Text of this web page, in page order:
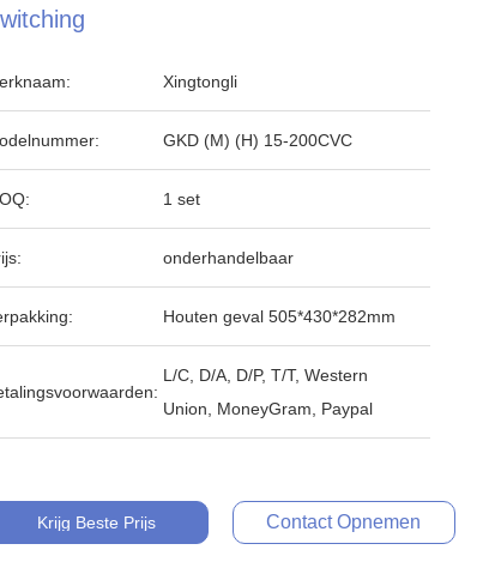
Xingtongli
GKD (M) (H) 15-200CVC
1 set
onderhandelbaar
Houten geval 505*430*282mm
L/C, D/A, D/P, T/T, Western
Union, MoneyGram, Paypal
Krijg Beste Prijs Contact Opnemen